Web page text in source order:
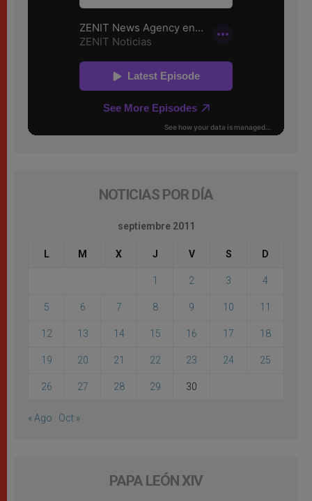
NOTICIAS POR DÍA
septiembre 2011
L M X J V S D
1 2 3 4
5 6 7 8 9 10 11
12 13 14 15 16 17 18
19 20 21 22 23 24 25
26 27 28 29 30
« Ago Oct »
PAPA LEÓN XIV